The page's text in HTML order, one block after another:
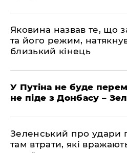
Яковина назвав те, що
та його режим,
близький кінець
У Путіна не буде
не піде з Донбасу –
Зеленський про удари
там втрати, які